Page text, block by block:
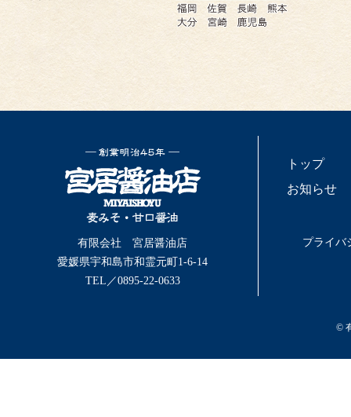
有限会社 宮居醤油店
愛媛県宇和島市和霊元町1-6-14
TEL／0895-22-0633
トップ
お知らせ
プライバ
©